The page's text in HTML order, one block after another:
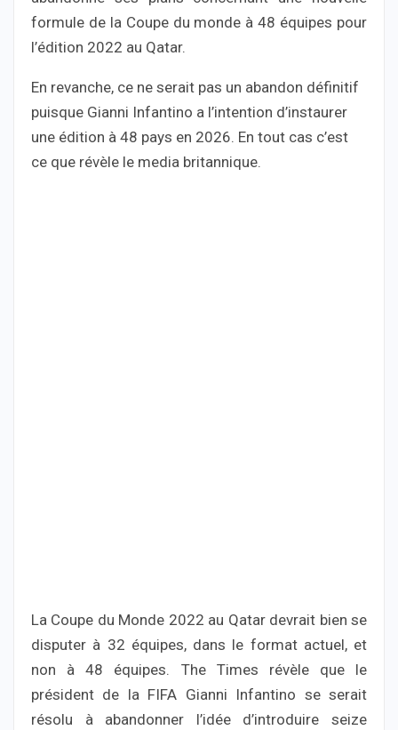
formule de la Coupe du monde à 48 équipes pour
l’édition 2022 au Qatar.
En revanche, ce ne serait pas un abandon définitif
puisque Gianni Infantino a l’intention d’instaurer
une édition à 48 pays en 2026. En tout cas c’est
ce que révèle le media britannique.
La Coupe du Monde 2022 au Qatar devrait bien se
disputer à 32 équipes, dans le format actuel, et
non à 48 équipes. The Times révèle que le
président de la FIFA Gianni Infantino se serait
résolu à abandonner l’idée d’introduire seize